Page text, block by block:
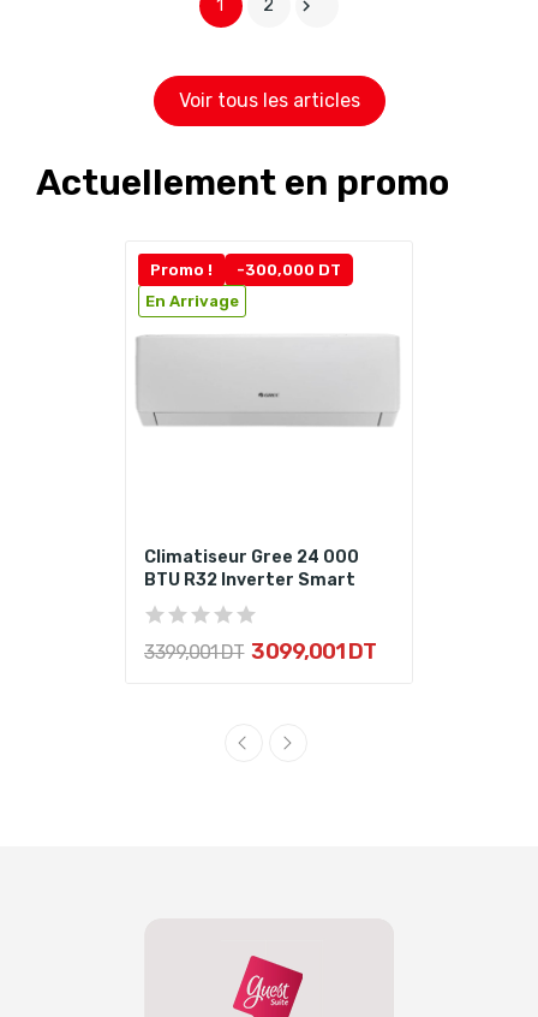
1 2 
Voir tous les articles
Actuellement en promo
Promo !
-300,000 DT
En Arrivage
Climatiseur Gree 24 000
BTU R32 Inverter Smart
3 399,001 DT 3 099,001 DT